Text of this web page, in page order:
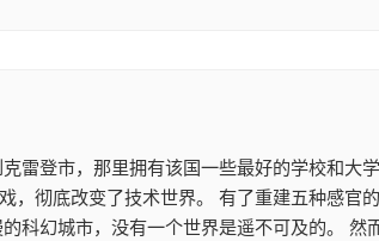
雷登市，那里拥有该国一些最好的学校和
，彻底改变了技术世界。 有了重建五种感
科幻城市，没有一个世界是遥不可及的。